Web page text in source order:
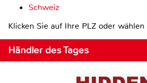
Schweiz
Klicken Sie auf Ihre PLZ oder
Händler des Tages